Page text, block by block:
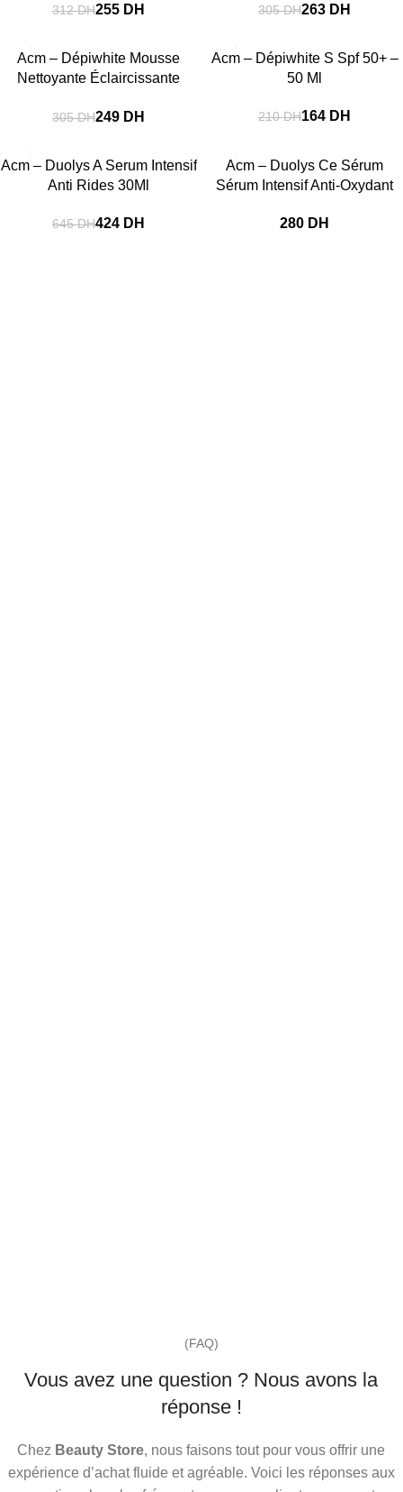
312DH255 DH 305DH263 DH
Acm – Dépiwhite Mousse
Nettoyante Éclaircissante
305DH249 DH
Acm – Dépiwhite S Spf 50+ –
50 Ml
210DH164 DH
Acm – Duolys A Serum Intensif
Anti Rides 30Ml
645DH424 DH
Acm – Duolys Ce Sérum
Sérum Intensif Anti-Oxydant
DH
(FAQ)
Vous avez une question ? Nous avons la
réponse !
Chez Beauty Store, nous faisons tout pour vous offrir une
expérience d’achat fluide et agréable. Voici les réponses aux